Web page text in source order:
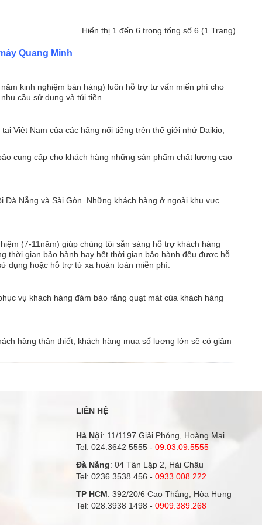
hợp với mọi không gian trong gia đình bạn. Quạt sẽ làm
gia đình bạn mát mẻ hơn mà không cần điều hoà. - Vận
nhiên). + Tạo I-on làm sạch không khí trong phòng. - Hai
phun sương được dùng khá phổ biến hiện nay trong
nhiều hộ gia đình với chức năng chính duy trì và tạo thêm
độ ẩm trong phòng trong thời tiết nóng hành, giúp tận
năng này tùy theo nhu cầu..
Quạt phun sương Kangaroo KG58S có kiểu sáng sang
trọng, quyến rũ và mạnh mẽ với nhiều tính năng và dễ sử
dụng. Quạt có chức năng làm mát và phun sương, có thể
sử dụng tách biệt hoặc đồng thời cả 2 chức năng. Bạn có
thể cảm nhận làn gió mát lạnh và trong lành vào mùa hè,
quạt có khả năng duy trì và tạo thêm độ ẩm phòng trong
Hiển thị 1 đến 6 trong tổng số 6 (1 Trang)
Quang Minh
kinh nghiệm bán hàng) luôn hỗ trợ tư vấn miến phí cho
cầu sử dụng và túi tiền.
Việt Nam của các hãng nổi tiếng trên thế giới nhứ Daikio,
cung cấp cho khách hàng những sản phẩm chất lượng cao
Nẵng và Sài Gòn. Những khách hàng ở ngoài khu vực
(7-11năm) giúp chúng tôi sẵn sàng hỗ trợ khách hàng
thời gian bảo hành hay hết thời gian bảo hành đều được hỗ
dụng hoặc hỗ trợ từ xa hoàn toàn miễn phí.
vụ khách hàng đảm bảo rằng quạt mát của khách hàng
hàng thân thiết, khách hàng mua số lượng lớn sẽ có giảm
LIÊN HỆ
Hà Nội: 11/1197 Giải Phóng, Hoàng Mai
Tel: 024.3642 5555- 09.03.09.5555
Đà Nẵng: 04 Tân Lập 2, Hải Châu
Tel: 0236.3538 456 - 0933.008.222
TP HCM: 392/20/6 Cao Thắng, Hòa Hưng
Tel: 028.3938 1498 - 0909.389.268